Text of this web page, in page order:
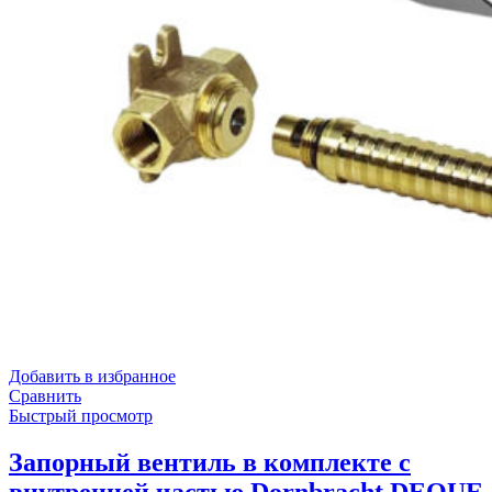
Добавить в избранное
Сравнить
Быстрый просмотр
Запорный вентиль в комплекте с